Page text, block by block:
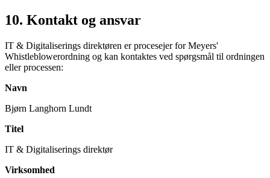
10. Kontakt og ansvar
IT & Digitaliserings direktøren er procesejer for Meyers'
Whistleblowerordning og kan kontaktes ved spørgsmål til ordningen
eller processen:
Navn
Bjørn Langhorn Lundt
Titel
IT & Digitaliserings direktør
Virksomhed